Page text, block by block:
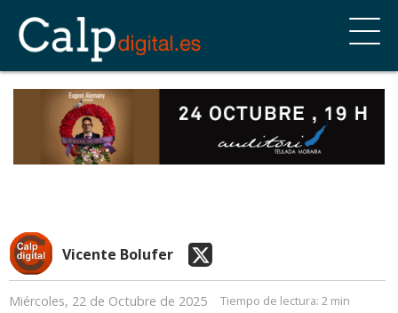
Vicente Bolufer
Miércoles, 22 de Octubre de 2025 Tiempo de lectura: 2 min